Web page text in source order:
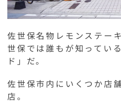
佐世保名物レモンステー
世保では誰もが知ってい
ド」だ。
佐世保市内にいくつか店
店。